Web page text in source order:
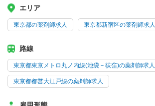
エリア
東京都の薬剤師求人 東京都新宿区の薬剤師求人
路線
東京都東京メトロ丸ノ内線(池袋－荻窪)の薬剤師求人
東京都都営大江戸線の薬剤師求人